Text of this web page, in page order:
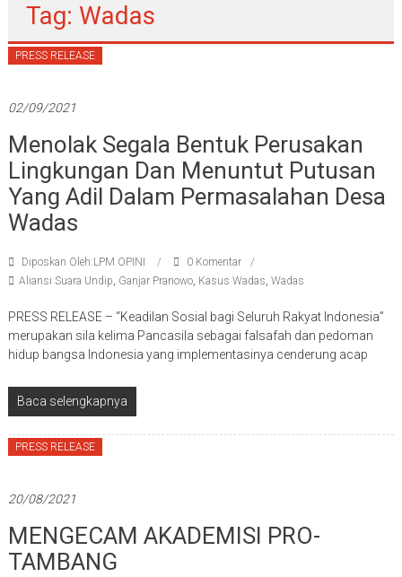
Tag: Wadas
PRESS RELEASE
02/09/2021
Menolak Segala Bentuk Perusakan
Lingkungan Dan Menuntut Putusan
Yang Adil Dalam Permasalahan Desa
Wadas
Diposkan Oleh:LPM OPINI
0 Komentar
Aliansi Suara Undip, Ganjar Pranowo, Kasus Wadas, Wadas
PRESS RELEASE – “Keadilan Sosial bagi Seluruh Rakyat Indonesia”
merupakan sila kelima Pancasila sebagai falsafah dan pedoman
hidup bangsa Indonesia yang implementasinya cenderung acap
Baca selengkapnya
PRESS RELEASE
20/08/2021
MENGECAM AKADEMISI PRO-
TAMBANG